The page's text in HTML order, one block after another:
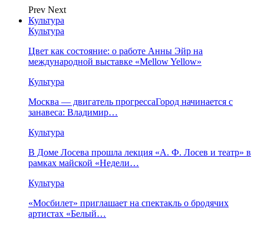
Prev Next
Культура
Культура
Цвет как состояние: о работе Анны Эйр на
международной выставке «Mellow Yellow»
Культура
Москва — двигатель прогрессаГород начинается с
занавеса: Владимир…
Культура
В Доме Лосева прошла лекция «А. Ф. Лосев и театр» в
рамках майской «Недели…
Культура
«Мосбилет» приглашает на спектакль о бродячих
артистах «Белый…